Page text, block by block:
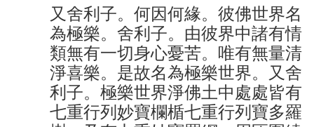
又舍利子。何因何緣。彼佛世界名
為極樂。舍利子。由彼界中諸有情
類無有一切身心憂苦。唯有無量清
淨喜樂。是故名為極樂世界。又舍
利子。極樂世界淨佛土中處處皆有
七重行列妙寶欄楯七重行列寶多羅